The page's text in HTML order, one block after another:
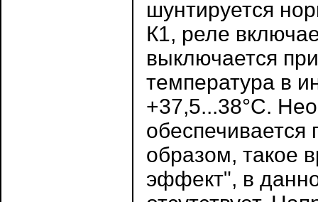
шунтируется
К1, реле
выключается
температура в
+37,5...38°С.
образом, такое
эффект", в